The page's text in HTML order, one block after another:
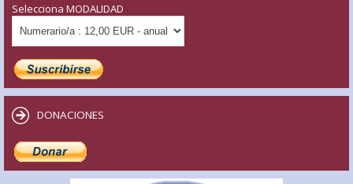
Selecciona MODALIDAD
DONACIONES